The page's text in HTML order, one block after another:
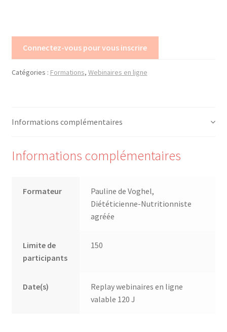
Formations Courtes
Contactez nous
Connectez-vous pour vous inscrire
Catégories : Formations, Webinaires en ligne
Informations complémentaires
Informations complémentaires
Formateur
Pauline de Voghel,
Diététicienne-Nutritionniste
agréée
Limite de
participants
150
Date(s)
Replay webinaires en ligne
valable 120 J